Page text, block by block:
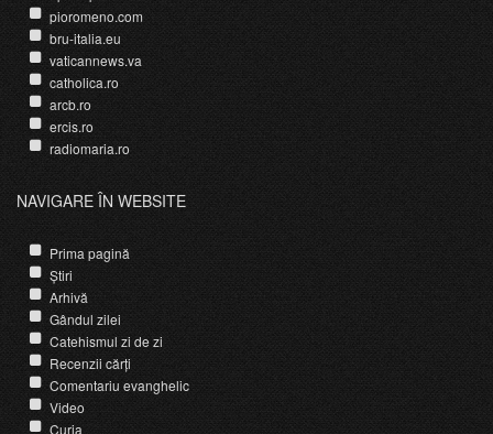
pioromeno.com
bru-italia.eu
vaticannews.va
catholica.ro
arcb.ro
ercis.ro
radiomaria.ro
NAVIGARE ÎN WEBSITE
Prima pagină
Știri
Arhivă
Gândul zilei
Catehismul zi de zi
Recenzii cărți
Comentariu evanghelic
Video
Curia